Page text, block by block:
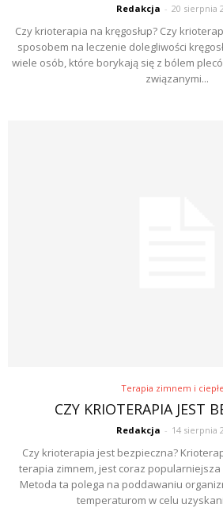
Redakcja - 20 sierpnia
Czy krioterapia na kręgosłup? Czy
sposobem na leczenie dolegliwości
wiele osób, które borykają się z bólem
związanymi...
Terapia zimnem i
CZY KRIOTERAPIA JEST
Redakcja - 14 sierpnia
Czy krioterapia jest bezpieczna?
terapia zimnem, jest coraz
Metoda ta polega na poddawaniu
temperaturom w celu